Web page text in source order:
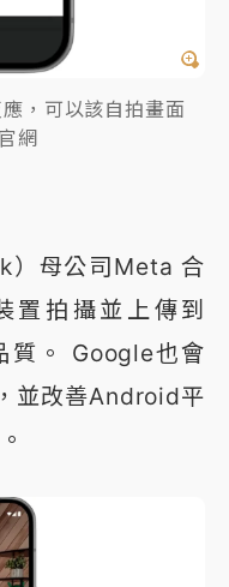
，可以該自拍畫面
網
）母公司Meta 合
置拍攝並上傳到
質。 Google也會
並改善Android平